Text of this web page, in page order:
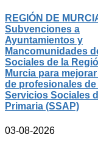
REGIÓN DE
Subvenciones a
Ayuntamientos y
Mancomunidades
Sociales de la
Murcia para
de profesionales
Servicios Sociales
Primaria (SSAP)
03-08-2026